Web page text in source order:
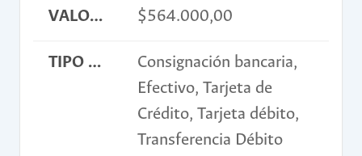
VALOR INSCRIPCIÓN $564.000,00
TIPO DE PAGO
Consignación bancaria,
Efectivo, Tarjeta de
Crédito, Tarjeta débito,
Transferencia Débito